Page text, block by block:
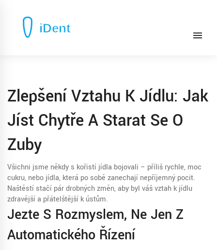
Zlepšení Vztahu K Jídlu: Jak
Jíst Chytře A Starat Se O
Zuby
Všichni jsme někdy s kořistí jídla bojovali – příliš rychle, moc
cukru, nebo jídla, která po sobě zanechají nepříjemný pocit.
Naštěstí stačí pár drobných změn, aby byl váš vztah k jídlu
zdravější a přátelštější k ústům.
Jezte S Rozmyslem, Ne Jen Z
Automatického Řízení